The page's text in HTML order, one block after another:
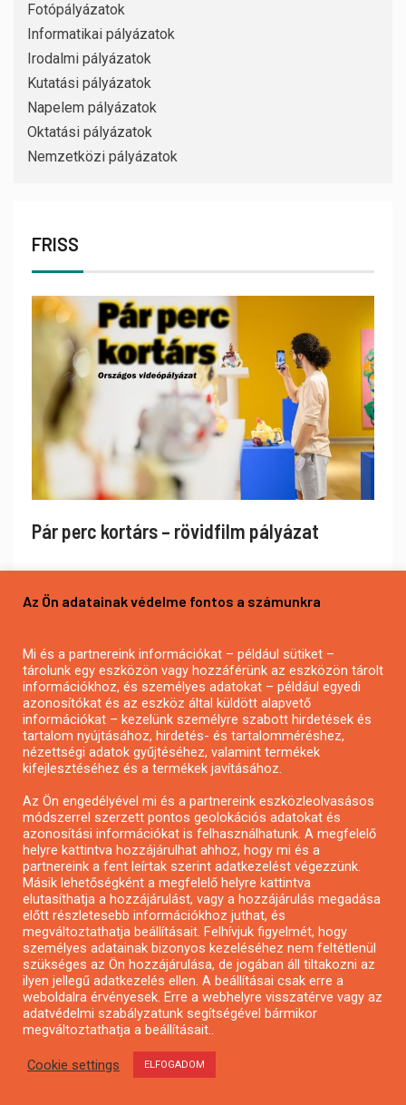
Fotópályázatok
Informatikai pályázatok
Irodalmi pályázatok
Kutatási pályázatok
Napelem pályázatok
Oktatási pályázatok
Nemzetközi pályázatok
FRISS
Pár perc kortárs – rövidfilm pályázat
Városzöldítő ötletpályázat
Az Ön adatainak védelme fontos a számunkra
Mi és a partnereink információkat – például sütiket –
tárolunk egy eszközön vagy hozzáférünk az eszközön tárolt
információkhoz, és személyes adatokat – például egyedi
azonosítókat és az eszköz által küldött alapvető
információkat – kezelünk személyre szabott hirdetések és
tartalom nyújtásához, hirdetés- és tartalomméréshez,
nézettségi adatok gyűjtéséhez, valamint termékek
kifejlesztéséhez és a termékek javításához.
Az Ön engedélyével mi és a partnereink eszközleolvasásos
módszerrel szerzett pontos geolokációs adatokat és
azonosítási információkat is felhasználhatunk. A megfelelő
helyre kattintva hozzájárulhat ahhoz, hogy mi és a
partnereink a fent leírtak szerint adatkezelést végezzünk.
Másik lehetőségként a megfelelő helyre kattintva
elutasíthatja a hozzájárulást, vagy a hozzájárulás megadása
előtt részletesebb információkhoz juthat, és
megváltoztathatja beállításait. Felhívjuk figyelmét, hogy
személyes adatainak bizonyos kezeléséhez nem feltétlenül
szükséges az Ön hozzájárulása, de jogában áll tiltakozni az
ilyen jellegű adatkezelés ellen. A beállításai csak erre a
weboldalra érvényesek. Erre a webhelyre visszatérve vagy az
adatvédelmi szabályzatunk segítségével bármikor
megváltoztathatja a beállításait..
Cookie settings ELFOGADOM